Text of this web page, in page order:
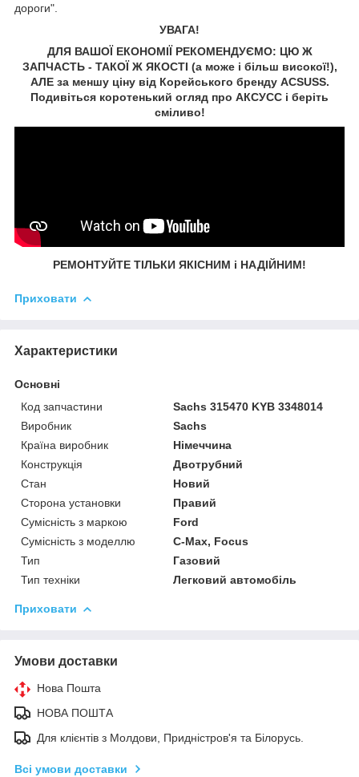
дороги".
УВАГА!
ДЛЯ ВАШОЇ ЕКОНОМІЇ РЕКОМЕНДУЄМО: ЦЮ Ж
ЗАПЧАСТЬ - ТАКОЇ Ж ЯКОСТІ (а може і більш високої!),
АЛЕ за меншу ціну від Корейського бренду ACSUSS.
Подивіться коротенький огляд про АКСУСС і беріть
сміливо!
РЕМОНТУЙТЕ ТІЛЬКИ ЯКІСНИМ і НАДІЙНИМ!
Приховати
Характеристики
Основні
Код запчастини
Sachs 315470 KYB 3348014
Виробник
Sachs
Країна виробник
Німеччина
Конструкція
Двотрубний
Стан
Новий
Сторона установки
Правий
Сумісність з маркою
Ford
Сумісність з моделлю
C-Max, Focus
Тип
Газовий
Тип техніки
Легковий автомобіль
Приховати
Умови доставки
Нова Пошта
НОВА ПОШТА
Для клієнтів з Молдови, Придністров'я та Білорусь.
Всі умови доставки